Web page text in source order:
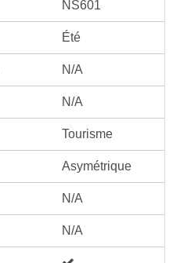
NS601
Été
N/A
N/A
Tourisme
Asymétrique
N/A
N/A